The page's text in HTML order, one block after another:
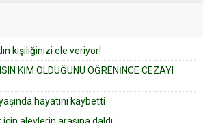
yapıştırdığı için düğünden...
kişiliğinizi ele veriyor!
KİM OLDUĞUNU ÖĞRENİNCE CEZAYI
hayatını kaybetti